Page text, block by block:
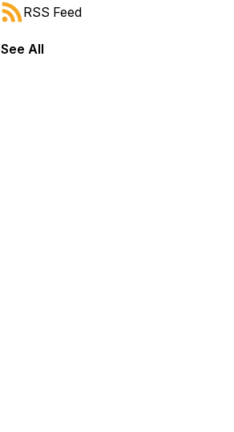
RSS Feed
See All